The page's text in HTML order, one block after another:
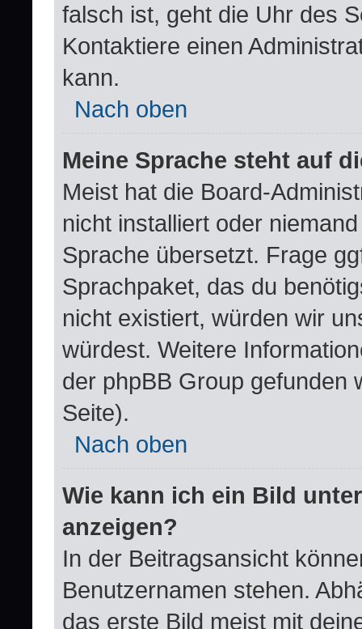
falsch ist, geht die Uhr des
Kontaktiere einen
kann.
Nach oben
Meine Sprache steht auf
Meist hat die Board-
nicht installiert oder
Sprache übersetzt. Frage
Sprachpaket, das du
nicht existiert, würden wir
würdest. Weitere
der phpBB Group gefunden
Seite).
Nach oben
Wie kann ich ein Bild
anzeigen?
In der Beitragsansicht
Benutzernamen stehen.
das erste Bild meist mit